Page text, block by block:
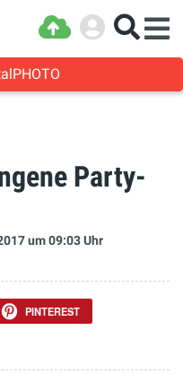
Party-
um 09:03 Uhr
PINTEREST